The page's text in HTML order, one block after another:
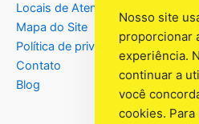
Locais de Atendimento
Mapa do Site
Política de privacidade
Contato
Blog
Nosso site
proporcionar
experiência.
continuar a
você
cookies.